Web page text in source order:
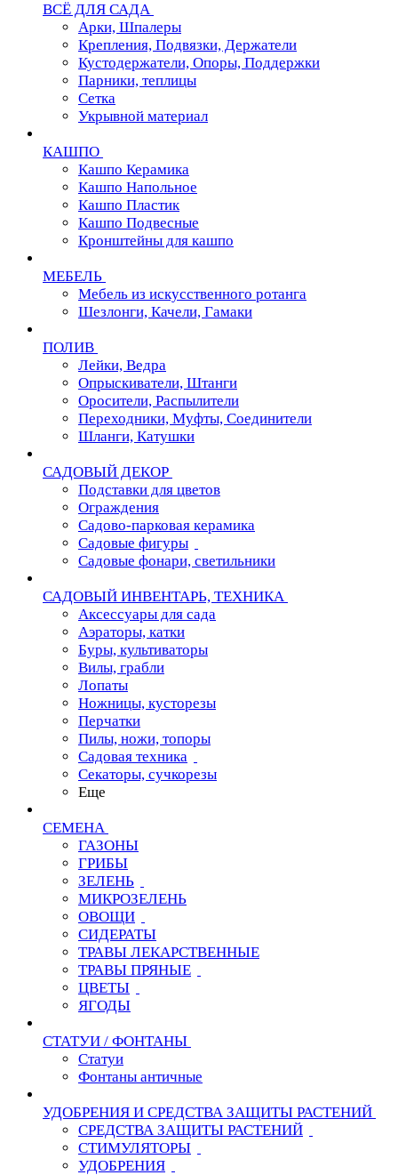
ВСЁ ДЛЯ САДА
Арки, Шпалеры
Крепления, Подвязки, Держатели
Кустодержатели, Опоры, Поддержки
Парники, теплицы
Сетка
Укрывной материал
КАШПО
Кашпо Керамика
Кашпо Напольное
Кашпо Пластик
Кашпо Подвесные
Кронштейны для кашпо
МЕБЕЛЬ
Мебель из искусственного ротанга
Шезлонги, Качели, Гамаки
ПОЛИВ
Лейки, Ведра
Опрыскиватели, Штанги
Оросители, Распылители
Переходники, Муфты, Соединители
Шланги, Катушки
САДОВЫЙ ДЕКОР
Подставки для цветов
Ограждения
Садово-парковая керамика
Садовые фигуры
Садовые фонари, светильники
САДОВЫЙ ИНВЕНТАРЬ, ТЕХНИКА
Аксессуары для сада
Аэраторы, катки
Буры, культиваторы
Вилы, грабли
Лопаты
Ножницы, кусторезы
Перчатки
Пилы, ножи, топоры
Садовая техника
Секаторы, сучкорезы
Еще
СЕМЕНА
ГАЗОНЫ
ГРИБЫ
ЗЕЛЕНЬ
МИКРОЗЕЛЕНЬ
ОВОЩИ
СИДЕРАТЫ
ТРАВЫ ЛЕКАРСТВЕННЫЕ
ТРАВЫ ПРЯНЫЕ
ЦВЕТЫ
ЯГОДЫ
СТАТУИ / ФОНТАНЫ
Статуи
Фонтаны античные
УДОБРЕНИЯ И СРЕДСТВА ЗАЩИТЫ РАСТЕНИЙ
СРЕДСТВА ЗАЩИТЫ РАСТЕНИЙ
СТИМУЛЯТОРЫ
УДОБРЕНИЯ